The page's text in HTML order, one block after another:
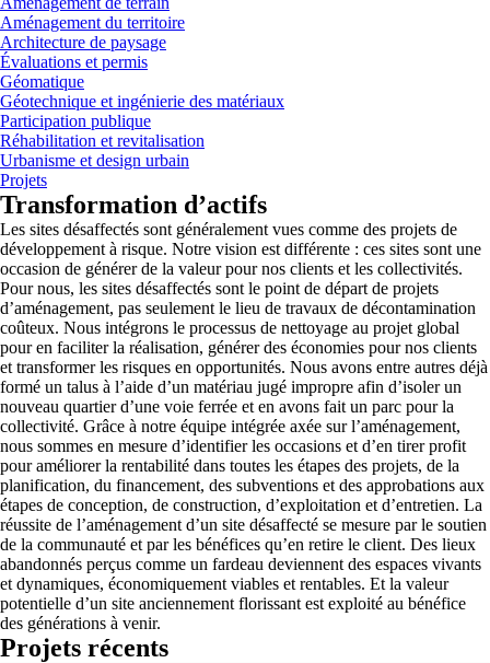
Aménagement du territoire
Architecture de paysage
Évaluations et permis
Géomatique
Géotechnique et ingénierie des matériaux
Participation publique
Réhabilitation et revitalisation
Urbanisme et design urbain
Projets
Transformation d’actifs
Les sites désaffectés sont généralement vues comme des projets de
développement à risque. Notre vision est différente : ces sites sont une
occasion de générer de la valeur pour nos clients et les collectivités.
Pour nous, les sites désaffectés sont le point de départ de projets
d’aménagement, pas seulement le lieu de travaux de décontamination
coûteux. Nous intégrons le processus de nettoyage au projet global
pour en faciliter la réalisation, générer des économies pour nos clients
et transformer les risques en opportunités. Nous avons entre autres déjà
formé un talus à l’aide d’un matériau jugé impropre afin d’isoler un
nouveau quartier d’une voie ferrée et en avons fait un parc pour la
collectivité. Grâce à notre équipe intégrée axée sur l’aménagement,
nous sommes en mesure d’identifier les occasions et d’en tirer profit
pour améliorer la rentabilité dans toutes les étapes des projets, de la
planification, du financement, des subventions et des approbations aux
étapes de conception, de construction, d’exploitation et d’entretien. La
réussite de l’aménagement d’un site désaffecté se mesure par le soutien
de la communauté et par les bénéfices qu’en retire le client. Des lieux
abandonnés perçus comme un fardeau deviennent des espaces vivants
et dynamiques, économiquement viables et rentables. Et la valeur
potentielle d’un site anciennement florissant est exploité au bénéfice
des générations à venir.
Projets récents